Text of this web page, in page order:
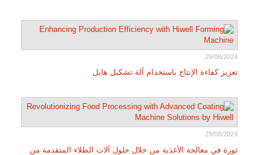
29/08/2024
تعزيز كفاءة الإنتاج باستخدام آلة تشكيل هايل
29/08/2024
ثورة في معالجة الأغذية من خلال حلول آلات الطلاء المتقدمة من